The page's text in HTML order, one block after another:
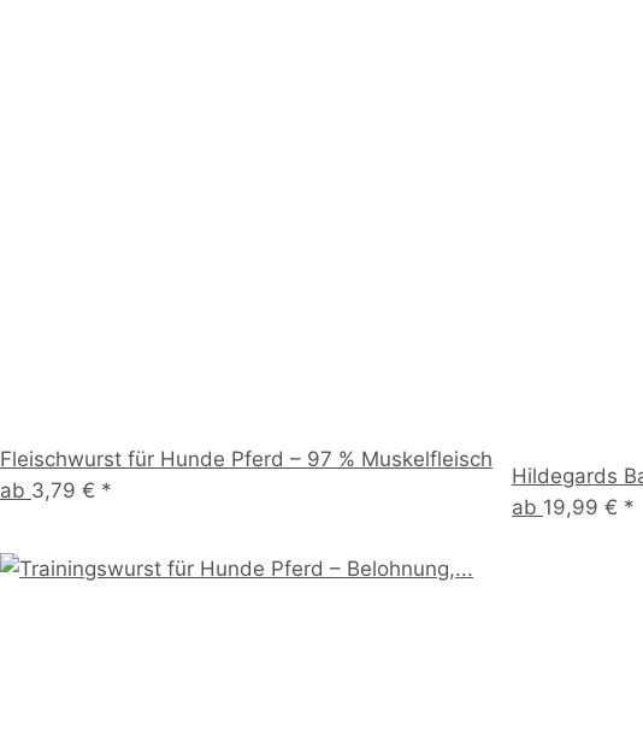
Fleischwurst für Hunde Pferd – 97 % Muskelfleisch
ab 3,79 € *
Hildegards
ab 19,99 € *